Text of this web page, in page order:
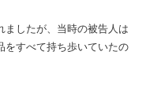
ましたが、当時の被告人は
をすべて持ち歩いていたの